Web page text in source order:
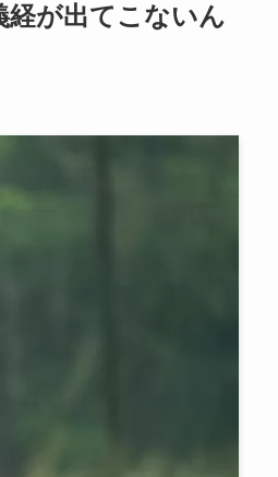
経が出てこないん